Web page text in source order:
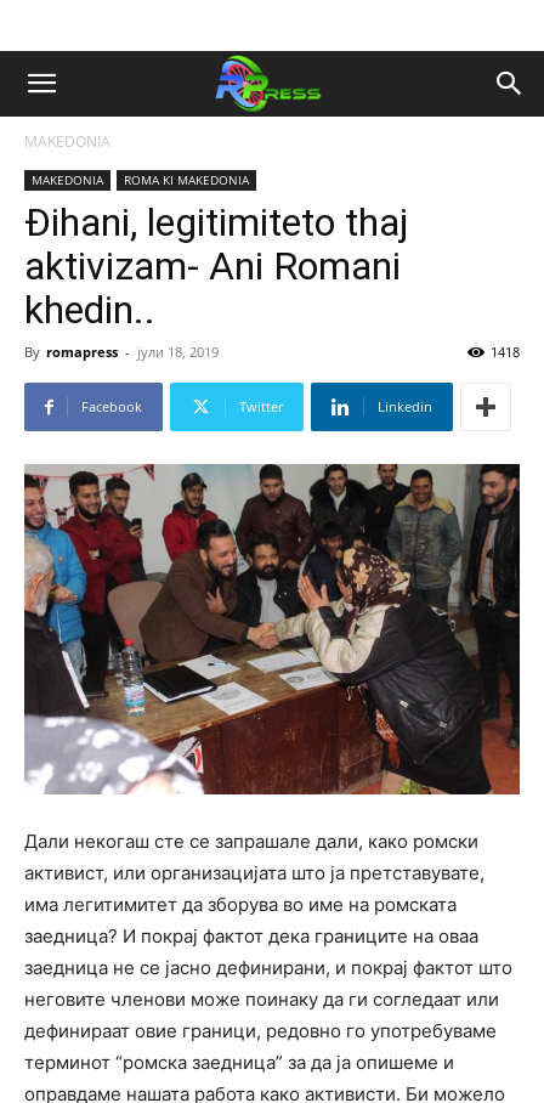
MAKEDONIA
MAKEDONIA ROMA KI MAKEDONIA
Đihani, legitimiteto thaj
aktivizam- Ani Romani
khedin..
By romapress - јули 18, 2019 1418
Facebook Twitter Linkedin
Дали некогаш сте се запрашале дали, како ромски
активист, или организацијата што ја претставувате,
има легитимитет да зборува во име на ромската
заедница? И покрај фактот дека границите на оваа
заедница не се јасно дефинирани, и покрај фактот што
неговите членови може поинаку да ги согледаат или
дефинираат овие граници, редовно го употребуваме
терминот “ромска заедница” за да ја опишеме и
оправдаме нашата работа како активисти. Би можело